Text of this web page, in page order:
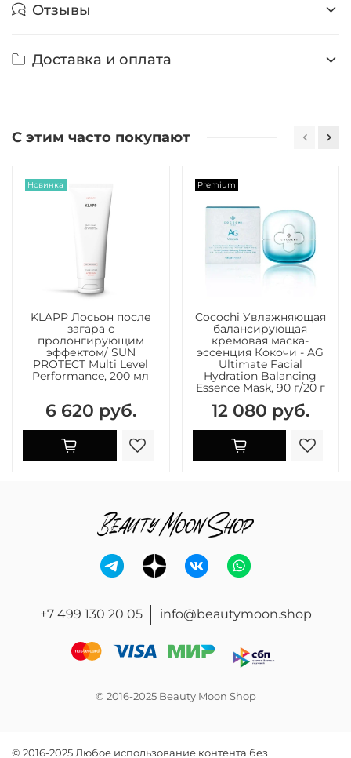
Отзывы
Доставка и оплата
С этим часто покупают
Новинка
KLAPP Лосьон после
загара с
пролонгирующим
эффектом/ SUN
PROTECT Multi Level
Performance, 200 мл
6 620 руб.
Premium
Cocochi Увлажняющая
балансирующая
кремовая маска-
эссенция Кокочи - AG
Ultimate Facial
Hydration Balancing
Essence Mask, 90 г/20 г
12 080 руб.
+7 499 130 20 05 info@beautymoon.shop
© 2016-2025 Beauty Moon Shop
© 2016-2025 Любое использование контента без